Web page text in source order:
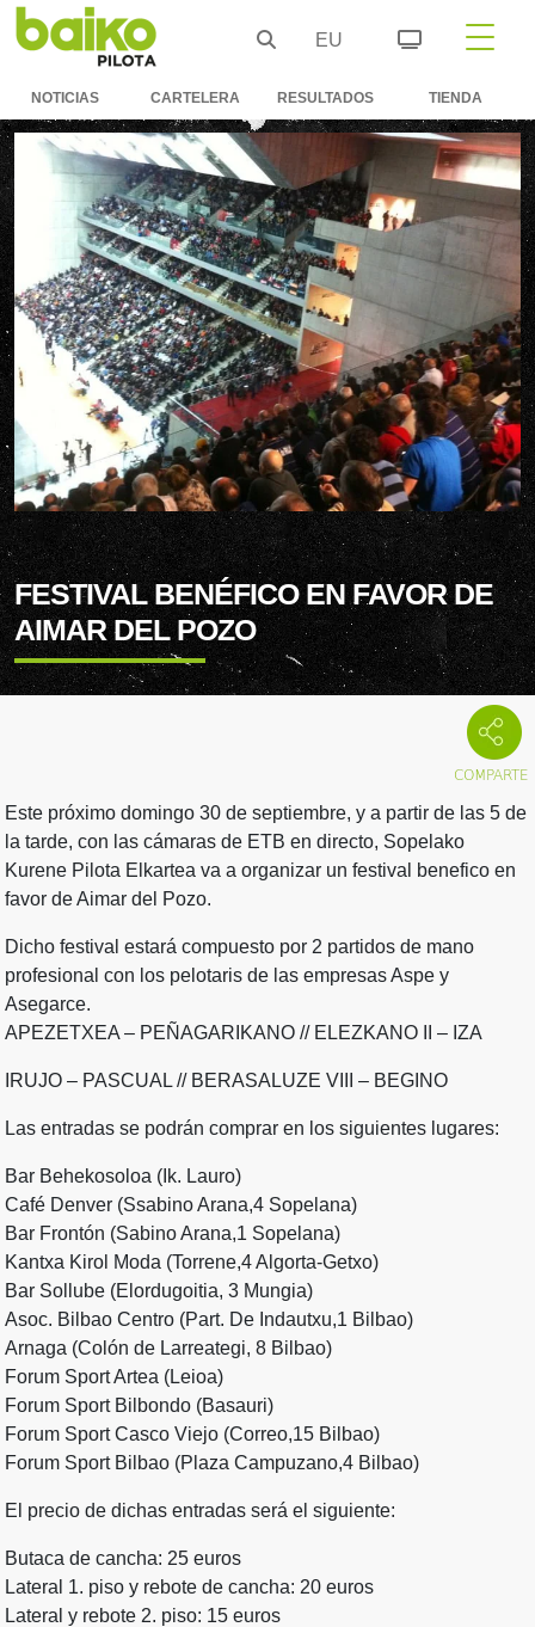
EU
NOTICIAS CARTELERA RESULTADOS TIENDA
FESTIVAL BENÉFICO EN FAVOR DE
AIMAR DEL POZO
Este próximo domingo 30 de septiembre, y a partir de las 5 de
la tarde, con las cámaras de ETB en directo, Sopelako
Kurene Pilota Elkartea va a organizar un festival benefico en
favor de Aimar del Pozo.
Dicho festival estará compuesto por 2 partidos de mano
profesional con los pelotaris de las empresas Aspe y
Asegarce.
APEZETXEA – PEÑAGARIKANO // ELEZKANO II – IZA
IRUJO – PASCUAL // BERASALUZE VIII – BEGINO
Las entradas se podrán comprar en los siguientes lugares:
Bar Behekosoloa (Ik. Lauro)
Café Denver (Ssabino Arana,4 Sopelana)
Bar Frontón (Sabino Arana,1 Sopelana)
Kantxa Kirol Moda (Torrene,4 Algorta-Getxo)
Bar Sollube (Elordugoitia, 3 Mungia)
Asoc. Bilbao Centro (Part. De Indautxu,1 Bilbao)
Arnaga (Colón de Larreategi, 8 Bilbao)
Forum Sport Artea (Leioa)
Forum Sport Bilbondo (Basauri)
Forum Sport Casco Viejo (Correo,15 Bilbao)
Forum Sport Bilbao (Plaza Campuzano,4 Bilbao)
El precio de dichas entradas será el siguiente:
Butaca de cancha: 25 euros
Lateral 1. piso y rebote de cancha: 20 euros
Lateral y rebote 2. piso: 15 euros